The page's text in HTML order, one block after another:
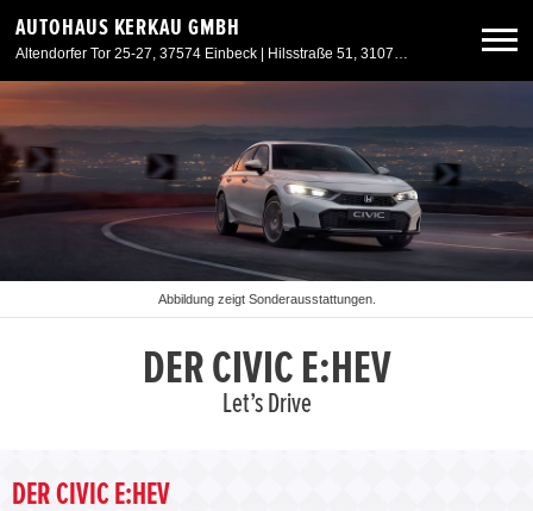
AUTOHAUS KERKAU GMBH
Altendorfer Tor 25-27, 37574 Einbeck | Hilsstraße 51, 31073 Delligsen
Neuwagen
Gebrauchtwagen
Abbildung zeigt Sonderausstattungen.
DER CIVIC E:HEV
Let’s Drive
DER CIVIC E:HEV